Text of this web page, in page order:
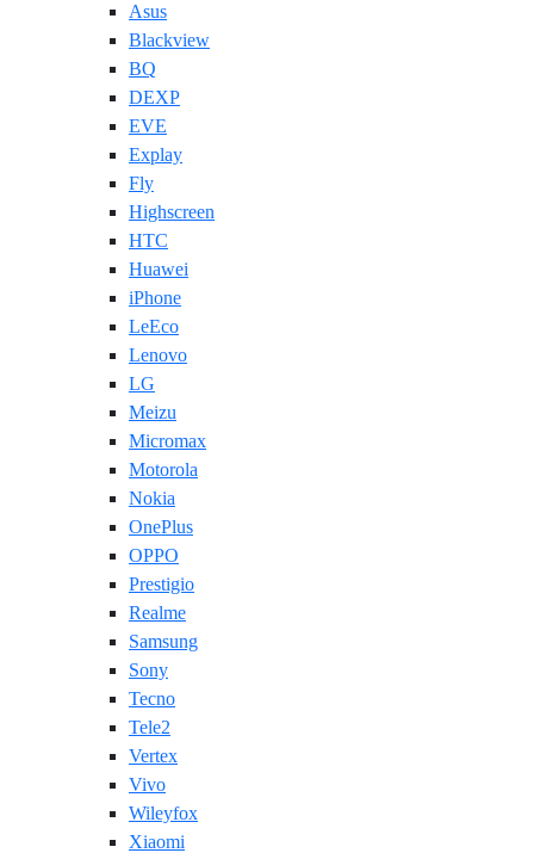
Asus
Blackview
BQ
DEXP
EVE
Explay
Fly
Highscreen
HTC
Huawei
iPhone
LeEco
Lenovo
LG
Meizu
Micromax
Motorola
Nokia
OnePlus
OPPO
Prestigio
Realme
Samsung
Sony
Tecno
Tele2
Vertex
Vivo
Wileyfox
Xiaomi